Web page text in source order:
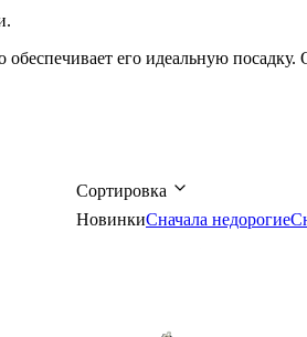
его идеальную
Сортировка
НовинкиСначала недорогие